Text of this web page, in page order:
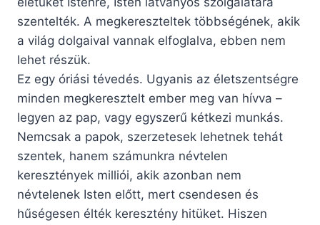
szentelték. A megkereszteltek többségének, akik
a világ dolgaival vannak elfoglalva, ebben nem
lehet részük.
Ez egy óriási tévedés. Ugyanis az életszentségre
minden megkeresztelt ember meg van hívva –
legyen az pap, vagy egyszerű kétkezi munkás.
Nemcsak a papok, szerzetesek lehetnek tehát
szentek, hanem számunkra névtelen
keresztények milliói, akik azonban nem
névtelenek Isten előtt, mert csendesen és
hűségesen élték keresztény hitüket. Hiszen